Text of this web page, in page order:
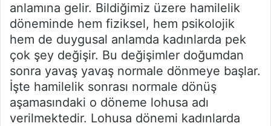
anlamına gelir. Bildiğimiz üzere hamilelik
döneminde hem fiziksel, hem psikolojik
hem de duygusal anlamda kadınlarda pek
çok şey değişir. Bu değişimler doğumdan
sonra yavaş yavaş normale dönmeye başlar.
İşte hamilelik sonrası normale dönüş
aşamasındaki o döneme lohusa adı
verilmektedir. Lohusa dönemi kadınlarda